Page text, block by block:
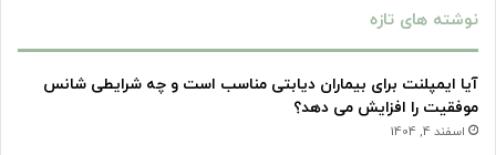
نوشته های تازه
آیا ایمپلنت برای بیماران دیابتی مناسب است و چه شرایطی شانس
موفقیت را افزایش می دهد؟
اسفند 4, 1404